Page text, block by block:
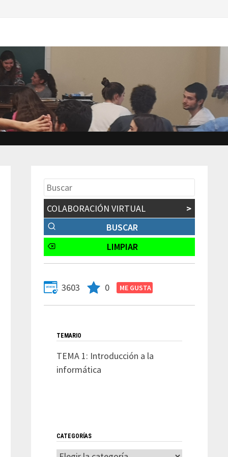
COLABORACIÓN VIRTUAL >
3603 0
TEMARIO
TEMA 1: Introducción a la
informática
CATEGORÍAS